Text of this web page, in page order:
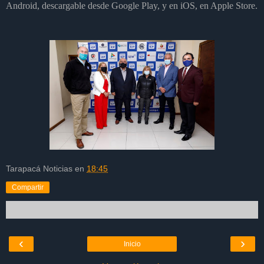
Android, descargable desde Google Play, y en iOS, en Apple Store.
Tarapacá Noticias en 18:45
Compartir
‹ ›
Inicio